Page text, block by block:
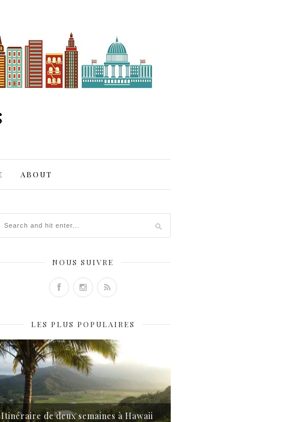
ABOUT
NOUS SUIVRE
LES PLUS POPULAIRES
Itinéraire de deux semaines à Hawaii